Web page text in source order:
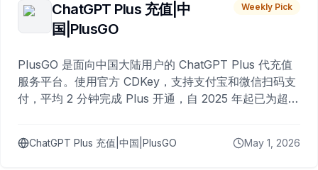
ChatGPT Plus 充值|中
国|PlusGO
Weekly Pick
PlusGO 是面向中国大陆用户的 ChatGPT Plus 代充值
服务平台。使用官方 CDKey，支持支付宝和微信扫码支
付，平均 2 分钟完成 Plus 开通，自 2025 年起已为超过
ChatGPT Plus 充值|中国|PlusGO May 1, 2026